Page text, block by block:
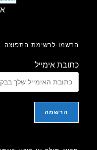
אתר
לרשימת התפוצה
אימייל